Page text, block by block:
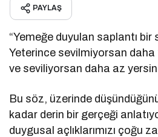
PAYLAŞ
“Yemeğe duyulan saplantı bir
Yeterince sevilmiyorsan
ve seviliyorsan daha az
Bu söz, üzerinde
kadar derin bir gerçeği
duygusal açlıklarımızı çoğu